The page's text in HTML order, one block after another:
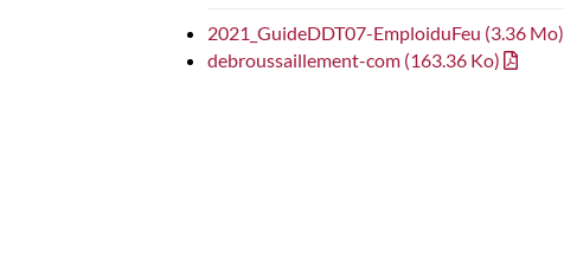
2021_GuideDDT07-EmploiduFeu (3.36 Mo)
debroussaillement-com (163.36 Ko)